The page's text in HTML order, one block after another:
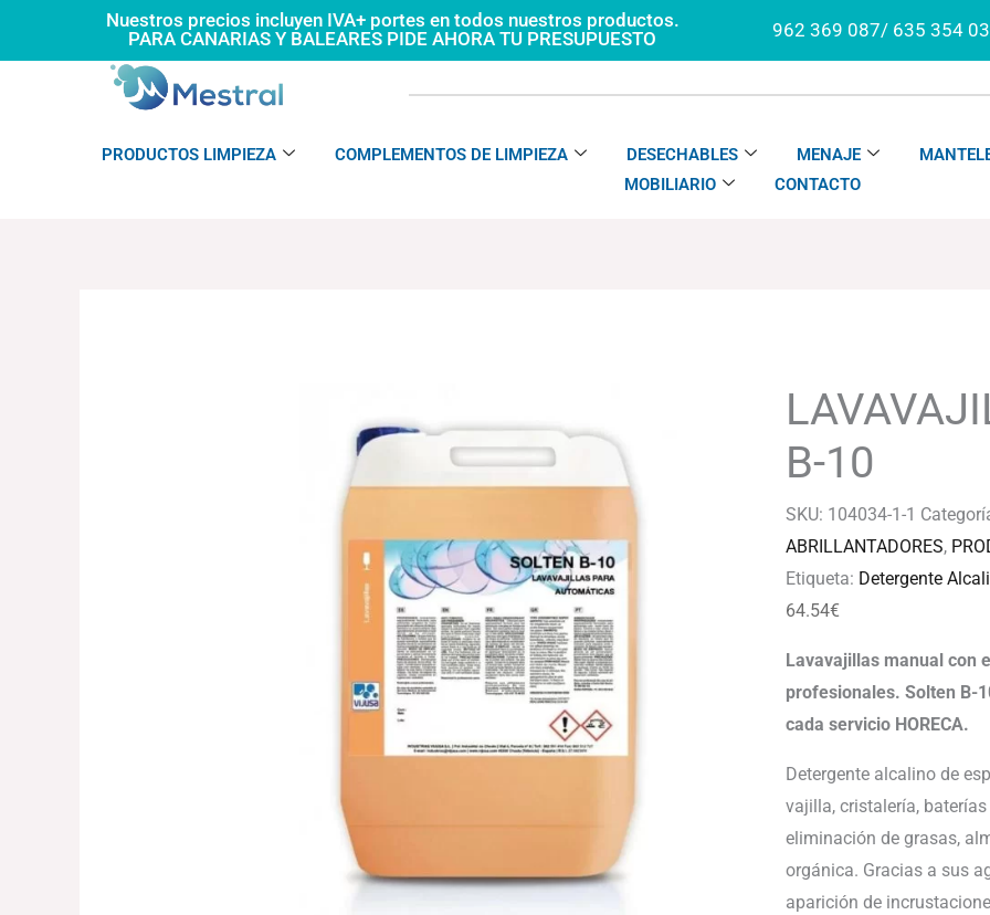
Nuestros precios incluyen IVA+ portes en todos nuestros productos.
PARA CANARIAS Y BALEARES PIDE AHORA TU PRESUPUESTO
962 369 087/ 635 354
PRODUCTOS LIMPIEZA COMPLEMENTOS DE LIMPIEZA DESECHABLES MENAJE
MOBILIARIO
CONTACTO
B-10
SKU: 104034-1-1
ABRILLANTADORES,
Etiqueta: Detergente
64.54€
Lavavajillas manual con
profesionales. Solten B-
cada servicio HORECA.
Detergente alcalino de
vajilla, cristalería,
eliminación de grasas,
orgánica. Gracias a sus
aparición de
10